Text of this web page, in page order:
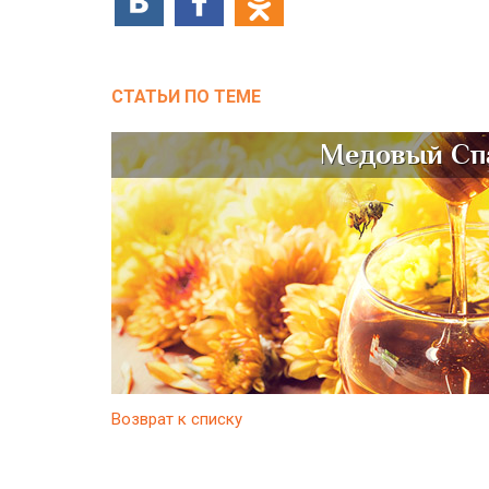
СТАТЬИ ПО ТЕМЕ
Медовый
Возврат к списку